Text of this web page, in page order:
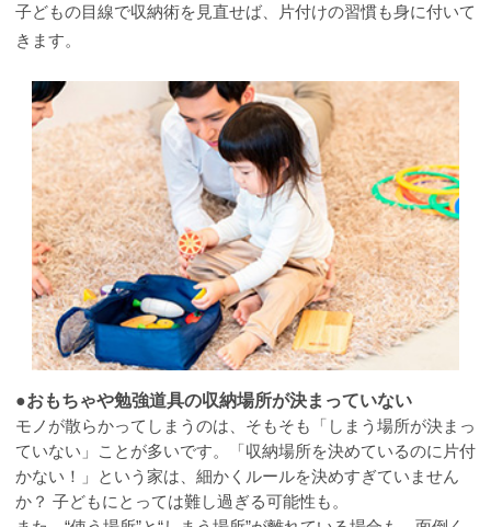
子どもの目線で収納術を見直せば、片付けの習慣も身に付いて
きます。
●おもちゃや勉強道具の収納場所が決まっていない
モノが散らかってしまうのは、そもそも「しまう場所が決まっ
ていない」ことが多いです。「収納場所を決めているのに片付
かない！」という家は、細かくルールを決めすぎていません
か？ 子どもにとっては難し過ぎる可能性も。